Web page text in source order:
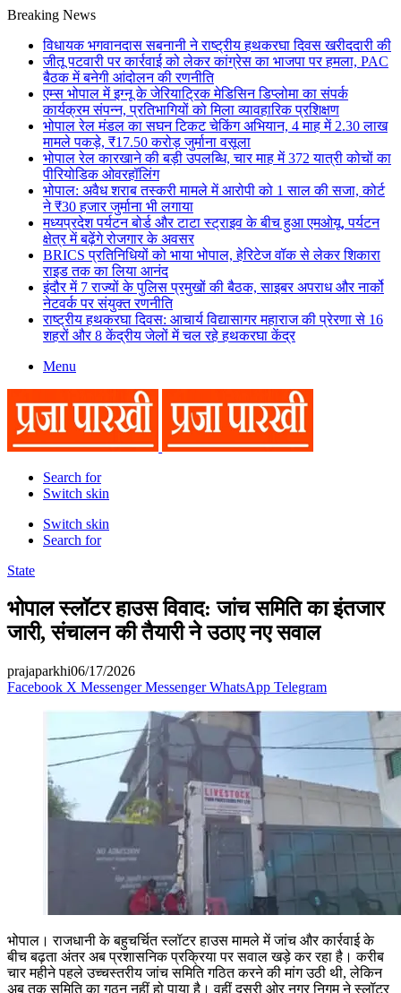
Breaking News
विधायक भगवानदास सबनानी ने राष्ट्रीय हथकरघा दिवस खरीददारी की
जीतू पटवारी पर कार्रवाई को लेकर कांग्रेस का भाजपा पर हमला, PAC
बैठक में बनेगी आंदोलन की रणनीति
एम्स भोपाल में इग्नू के जेरियाट्रिक मेडिसिन डिप्लोमा का संपर्क
कार्यक्रम संपन्न, प्रतिभागियों को मिला व्यावहारिक प्रशिक्षण
भोपाल रेल मंडल का सघन टिकट चेकिंग अभियान, 4 माह में 2.30 लाख
मामले पकड़े, ₹17.50 करोड़ जुर्माना वसूला
भोपाल रेल कारखाने की बड़ी उपलब्धि, चार माह में 372 यात्री कोचों का
पीरियोडिक ओवरहॉलिंग
भोपाल: अवैध शराब तस्करी मामले में आरोपी को 1 साल की सजा, कोर्ट
ने ₹30 हजार जुर्माना भी लगाया
मध्यप्रदेश पर्यटन बोर्ड और टाटा स्ट्राइव के बीच हुआ एमओयू, पर्यटन
क्षेत्र में बढ़ेंगे रोजगार के अवसर
BRICS प्रतिनिधियों को भाया भोपाल, हेरिटेज वॉक से लेकर शिकारा
राइड तक का लिया आनंद
इंदौर में 7 राज्यों के पुलिस प्रमुखों की बैठक, साइबर अपराध और नार्को
नेटवर्क पर संयुक्त रणनीति
राष्ट्रीय हथकरघा दिवस: आचार्य विद्यासागर महाराज की प्रेरणा से 16
शहरों और 8 केंद्रीय जेलों में चल रहे हथकरघा केंद्र
Menu
Search for
Switch skin
Switch skin
Search for
State
भोपाल स्लॉटर हाउस विवाद: जांच समिति का इंतजार
जारी, संचालन की तैयारी ने उठाए नए सवाल
prajaparkhi06/17/2026
Facebook X Messenger Messenger WhatsApp Telegram
भोपाल। राजधानी के बहुचर्चित स्लॉटर हाउस मामले में जांच और कार्रवाई के
बीच बढ़ता अंतर अब प्रशासनिक प्रक्रिया पर सवाल खड़े कर रहा है। करीब
चार महीने पहले उच्चस्तरीय जांच समिति गठित करने की मांग उठी थी, लेकिन
अब तक समिति का गठन नहीं हो पाया है। वहीं दूसरी ओर नगर निगम ने स्लॉटर